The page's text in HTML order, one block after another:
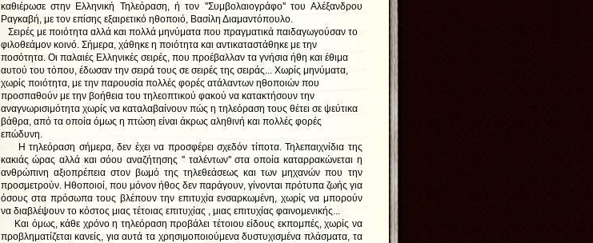
καθιέρωσε στην Ελληνική Τηλεόραση, ή τον ''Συμβολαιογράφο'' του Αλέξανδρου
Ραγκαβή, με τον επίσης εξαιρετικό ηθοποιό, Βασίλη Διαμαντόπουλο.
Σειρές με ποιότητα αλλά και πολλά μηνύματα που πραγματικά παιδαγωγούσαν το
φιλοθεάμον κοινό. Σήμερα, χάθηκε η ποιότητα και αντικαταστάθηκε με την
ποσότητα. Οι παλαιές Ελληνικές σειρές, που προέβαλλαν τα γνήσια ήθη και έθιμα
αυτού του τόπου, έδωσαν την σειρά τους σε σειρές της σειράς... Χωρίς μηνύματα,
χωρίς ποιότητα, με την παρουσία πολλές φορές ατάλαντων ηθοποιών που
προσπαθούν με την βοήθεια του τηλεοπτικού φακού να κατακτήσουν την
αναγνωρισιμότητα χωρίς να καταλαβαίνουν πώς η τηλεόραση τους θέτει σε ψεύτικα
βάθρα, από τα οποία όμως η πτώση είναι άκρως αληθινή και πολλές φορές
επώδυνη.
Η τηλεόραση σήμερα, δεν έχει να προσφέρει σχεδόν τίποτα. Τηλεπαιχνίδια της
κακιάς ώρας αλλά και σόου αναζήτησης '' ταλέντων'' στα οποία καταρρακώνεται η
ανθρώπινη αξιοπρέπεια στον βωμό της τηλεθεάσεως και των μηχανών που την
προσμετρούν. Ηθοποιοί, που μόνον ήθος δεν παράγουν, γίνονται πρότυπα ζωής για
όσους στα πρόσωπα τους βλέπουν την επιτυχία ενσαρκωμένη, χωρίς να μπορούν
να διαβλέψουν το κόστος μιας τέτοιας επιτυχίας , μιας επιτυχίας φαινομενικής...
Και όμως, κάθε χρόνο η τηλεόραση προβάλει τέτοιου είδους εκπομπές, χωρίς να
προβληματίζεται κανείς, για αυτά τα χρησιμοποιούμενα δυστυχισμένα πλάσματα, τα